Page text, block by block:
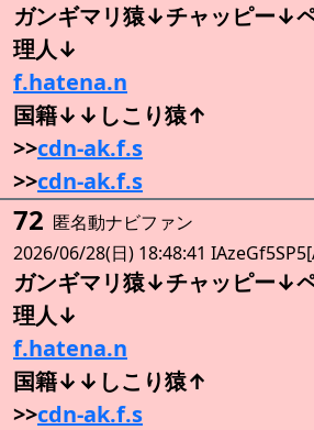
ガンギマリ猿↓チャッピー
理人↓
f.hatena.n
国籍↓↓しこり猿↑
>>cdn-ak.f.s
>>cdn-ak.f.s
72 匿名動ナビファン
2026/06/28(日) 18:48:41
ガンギマリ猿↓チャッピー
理人↓
f.hatena.n
国籍↓↓しこり猿↑
>>cdn-ak.f.s